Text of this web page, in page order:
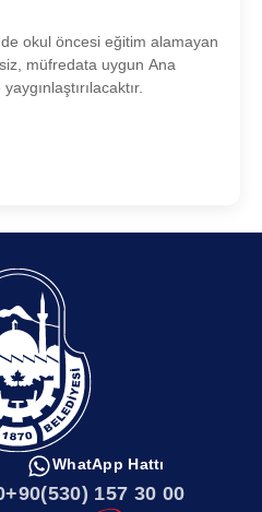
okul öncesi eğitim alamayan
müfredata uygun Ana
WhatApp Hattı
+90(530) 157 30 00